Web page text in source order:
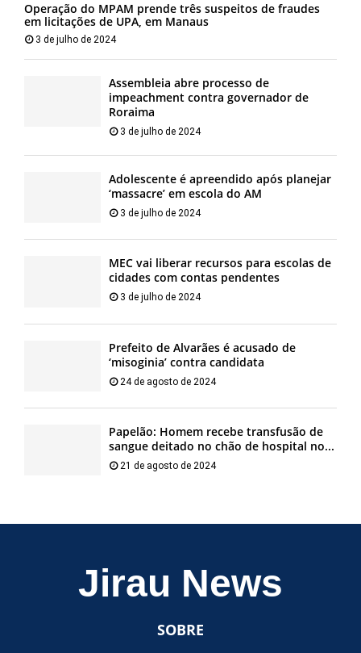
Operação do MPAM prende três suspeitos de fraudes
em licitações de UPA, em Manaus
3 de julho de 2024
Assembleia abre processo de
impeachment contra governador de
Roraima
3 de julho de 2024
Adolescente é apreendido após planejar
‘massacre’ em escola do AM
3 de julho de 2024
MEC vai liberar recursos para escolas de
cidades com contas pendentes
3 de julho de 2024
Prefeito de Alvarães é acusado de
‘misoginia’ contra candidata
24 de agosto de 2024
Papelão: Homem recebe transfusão de
sangue deitado no chão de hospital no...
21 de agosto de 2024
Jirau News
SOBRE